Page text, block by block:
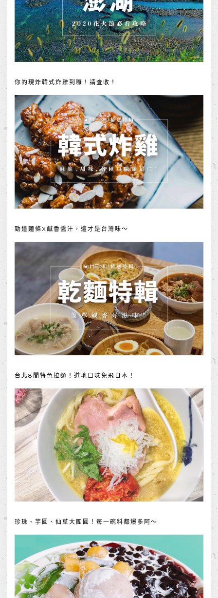
你的現炸韓式炸雞到囉！請查收！
勁道麵條X鹹香醬汁，這才是台灣味～
台北8間特色拉麵！道地口味免飛日本！
珍珠、芋圓、仙草大團圓！每一碗料都爆多阿～